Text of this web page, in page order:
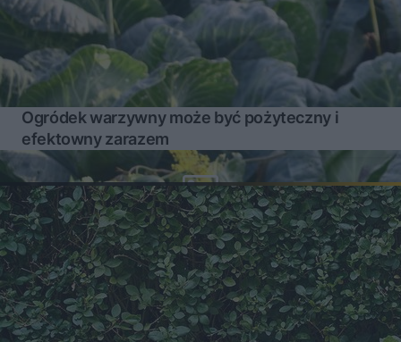
Ogródek warzywny może być pożyteczny i
efektowny zarazem